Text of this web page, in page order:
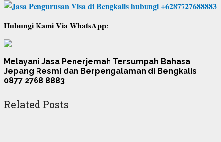
Hubungi Kami Via WhatsApp:
Melayani Jasa Penerjemah Tersumpah Bahasa
Jepang Resmi dan Berpengalaman di Bengkalis
0877 2768 8883
Related Posts